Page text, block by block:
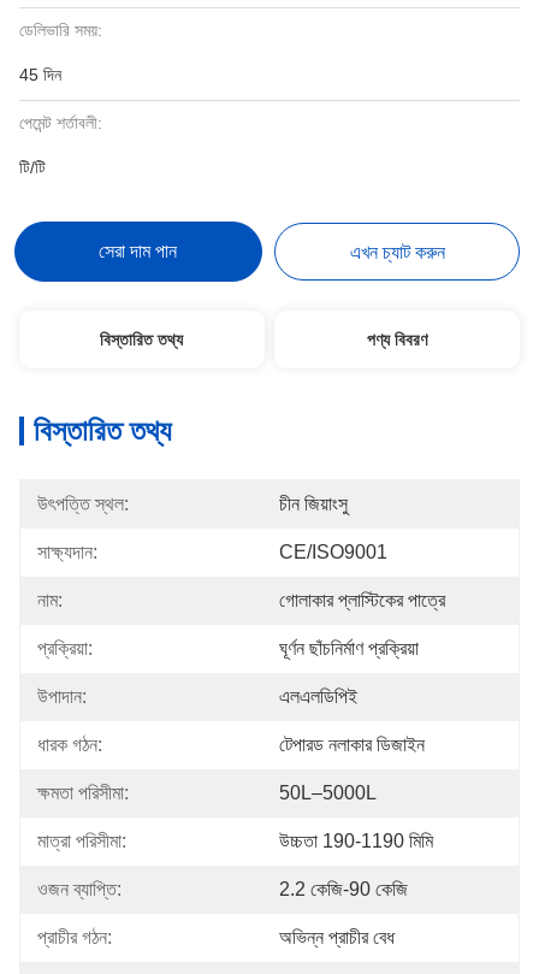
ডেলিভারি সময়:
45 দিন
পেমেন্ট শর্তাবলী:
টি/টি
সেরা দাম পান এখন চ্যাট করুন
বিস্তারিত তথ্য পণ্য বিবরণ
বিস্তারিত তথ্য
উৎপত্তি স্থল: চীন জিয়াংসু
সাক্ষ্যদান: CE/ISO9001
নাম: গোলাকার প্লাস্টিকের পাত্রে
প্রক্রিয়া: ঘূর্ণন ছাঁচনির্মাণ প্রক্রিয়া
উপাদান: এলএলডিপিই
ধারক গঠন: টেপারড নলাকার ডিজাইন
ক্ষমতা পরিসীমা: 50L–5000L
মাত্রা পরিসীমা: উচ্চতা 190-1190 মিমি
ওজন ব্যাপ্তি: 2.2 কেজি-90 কেজি
প্রাচীর গঠন: অভিন্ন প্রাচীর বেধ